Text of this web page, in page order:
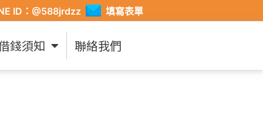
ID：@588jrdzz 填寫表單
錢須知 聯絡我們